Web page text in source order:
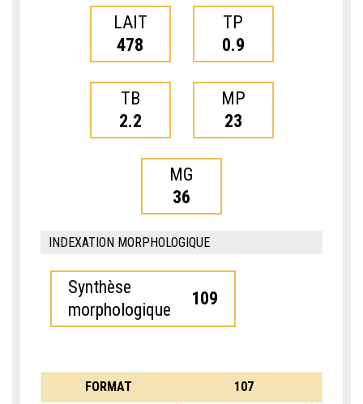
LAIT
478
TP
0.9
TB
2.2
MP
23
MG
36
INDEXATION MORPHOLOGIQUE
Synthèse
morphologique
109
FORMAT
107